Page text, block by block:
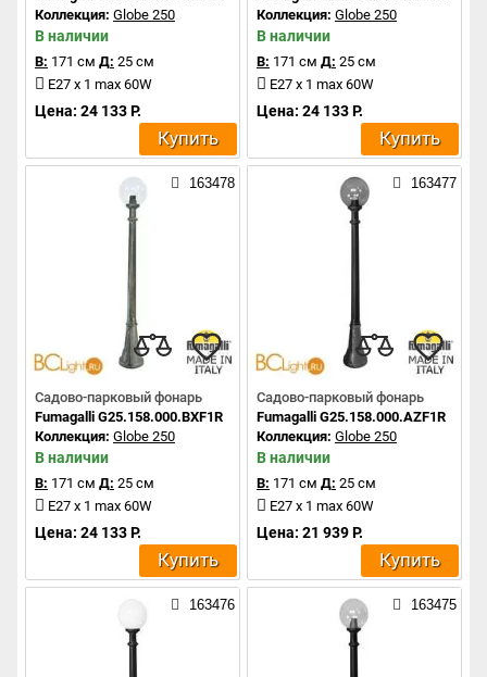
Коллекция: Globe 250
В наличии
В: 171 см Д: 25 см
E27 x 1 max 60W
Цена: 24 133 Р.
Купить
Коллекция: Globe 250
В наличии
В: 171 см Д: 25 см
E27 x 1 max 60W
Цена: 24 133 Р.
Купить
163478
Садово-парковый фонарь
Fumagalli G25.158.000.BXF1R
Коллекция: Globe 250
В наличии
В: 171 см Д: 25 см
E27 x 1 max 60W
Цена: 24 133 Р.
Купить
163477
Садово-парковый фонарь
Fumagalli G25.158.000.AZF1R
Коллекция: Globe 250
В наличии
В: 171 см Д: 25 см
E27 x 1 max 60W
Цена: 21 939 Р.
Купить
163476 163475